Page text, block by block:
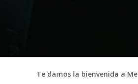
Te damos la bienvenida a